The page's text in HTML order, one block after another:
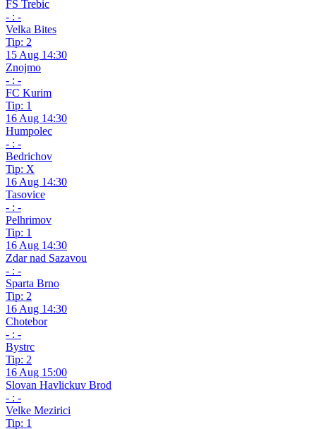
FS Trebic
- : -
Velka Bites
Tip: 2
15 Aug 14:30
Znojmo
- : -
FC Kurim
Tip: 1
16 Aug 14:30
Humpolec
- : -
Bedrichov
Tip: X
16 Aug 14:30
Tasovice
- : -
Pelhrimov
Tip: 1
16 Aug 14:30
Zdar nad Sazavou
- : -
Sparta Brno
Tip: 2
16 Aug 14:30
Chotebor
- : -
Bystrc
Tip: 2
16 Aug 15:00
Slovan Havlickuv Brod
- : -
Velke Mezirici
Tip: 1